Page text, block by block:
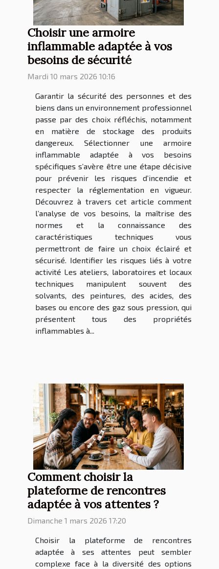
Choisir une armoire
inflammable adaptée à vos
besoins de sécurité
Mardi 10 mars 2026 10:16
Garantir la sécurité des personnes et des
biens dans un environnement professionnel
passe par des choix réfléchis, notamment
en matière de stockage des produits
dangereux. Sélectionner une armoire
inflammable adaptée à vos besoins
spécifiques s’avère être une étape décisive
pour prévenir les risques d’incendie et
respecter la réglementation en vigueur.
Découvrez à travers cet article comment
l’analyse de vos besoins, la maîtrise des
normes et la connaissance des
caractéristiques techniques vous
permettront de faire un choix éclairé et
sécurisé. Identifier les risques liés à votre
activité Les ateliers, laboratoires et locaux
techniques manipulent souvent des
solvants, des peintures, des acides, des
bases ou encore des gaz sous pression, qui
présentent tous des propriétés
inflammables à...
Comment choisir la
plateforme de rencontres
adaptée à vos attentes ?
Dimanche 1 mars 2026 17:20
Choisir la plateforme de rencontres
adaptée à ses attentes peut sembler
complexe face à la diversité des options